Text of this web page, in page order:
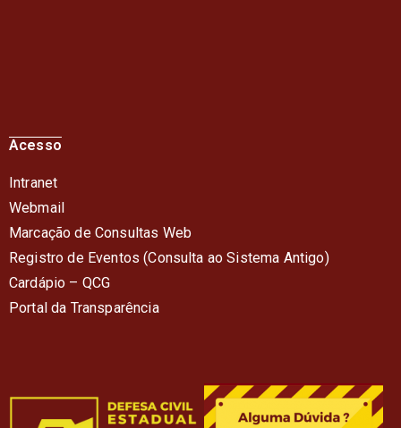
Acesso
Intranet
Webmail
Marcação de Consultas Web
Registro de Eventos (Consulta ao Sistema Antigo)
Cardápio – QCG
Portal da Transparência